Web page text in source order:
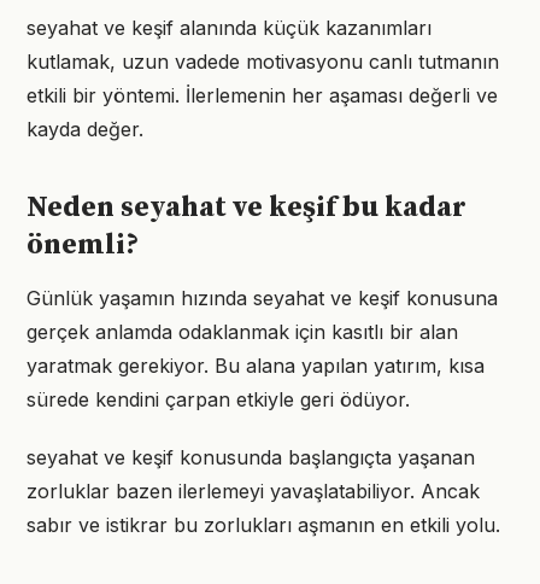
seyahat ve keşif alanında küçük kazanımları
kutlamak, uzun vadede motivasyonu canlı tutmanın
etkili bir yöntemi. İlerlemenin her aşaması değerli ve
kayda değer.
Neden seyahat ve keşif bu kadar
önemli?
Günlük yaşamın hızında seyahat ve keşif konusuna
gerçek anlamda odaklanmak için kasıtlı bir alan
yaratmak gerekiyor. Bu alana yapılan yatırım, kısa
sürede kendini çarpan etkiyle geri ödüyor.
seyahat ve keşif konusunda başlangıçta yaşanan
zorluklar bazen ilerlemeyi yavaşlatabiliyor. Ancak
sabır ve istikrar bu zorlukları aşmanın en etkili yolu.